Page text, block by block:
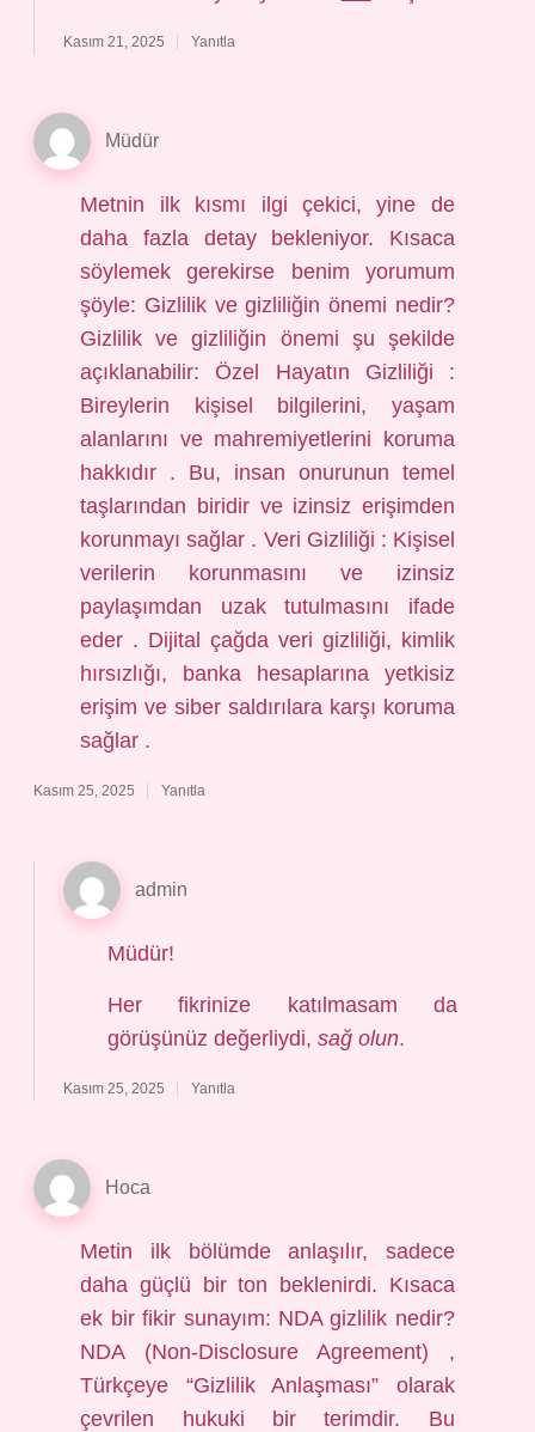
Kasım 21, 2025 Yanıtla
Müdür
Metnin ilk kısmı ilgi çekici, yine de
daha fazla detay bekleniyor. Kısaca
söylemek gerekirse benim yorumum
şöyle: Gizlilik ve gizliliğin önemi nedir?
Gizlilik ve gizliliğin önemi şu şekilde
açıklanabilir: Özel Hayatın Gizliliği :
Bireylerin kişisel bilgilerini, yaşam
alanlarını ve mahremiyetlerini koruma
hakkıdır . Bu, insan onurunun temel
taşlarından biridir ve izinsiz erişimden
korunmayı sağlar . Veri Gizliliği : Kişisel
verilerin korunmasını ve izinsiz
paylaşımdan uzak tutulmasını ifade
eder . Dijital çağda veri gizliliği, kimlik
hırsızlığı, banka hesaplarına yetkisiz
erişim ve siber saldırılara karşı koruma
sağlar .
Kasım 25, 2025 Yanıtla
admin
Müdür!
Her fikrinize katılmasam da
görüşünüz değerliydi, sağ olun.
Kasım 25, 2025 Yanıtla
Hoca
Metin ilk bölümde anlaşılır, sadece
daha güçlü bir ton beklenirdi. Kısaca
ek bir fikir sunayım: NDA gizlilik nedir?
NDA (Non-Disclosure Agreement) ,
Türkçeye “Gizlilik Anlaşması” olarak
çevrilen hukuki bir terimdir. Bu